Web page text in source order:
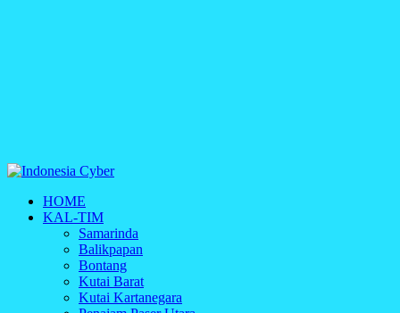
Indonesia Cyber
Media Cetak, Online & Streaming
HOME
KAL-TIM
Samarinda
Balikpapan
Bontang
Kutai Barat
Kutai Kartanegara